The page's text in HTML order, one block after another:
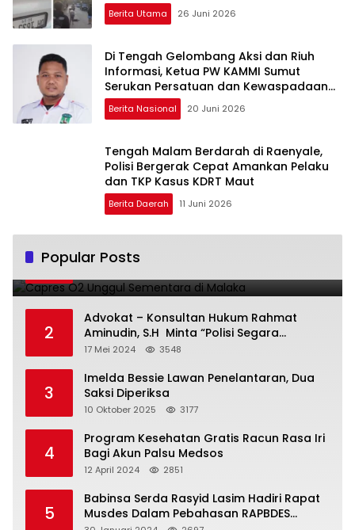
Berita Utama 26 Juni 2026
Di Tengah Gelombang Aksi dan Riuh
Informasi, Ketua PW KAMMI Sumut
Serukan Persatuan dan Kewaspadaan
Publik
Berita Nasional 20 Juni 2026
Tengah Malam Berdarah di Raenyale,
Polisi Bergerak Cepat Amankan Pelaku
dan TKP Kasus KDRT Maut
Berita Daerah 11 Juni 2026
Popular Posts
1 Capres O2 Unggul Sementara di Malaka
2
Advokat – Konsultan Hukum Rahmat
Aminudin, S.H Minta “Polisi Segara
Tuntaskan Kasus Vina”
17 Mei 2024 3548
3
Imelda Bessie Lawan Penelantaran, Dua
Saksi Diperiksa
10 Oktober 2025 3177
4
Program Kesehatan Gratis Racun Rasa Iri
Bagi Akun Palsu Medsos
12 April 2024 2851
5
Babinsa Serda Rasyid Lasim Hadiri Rapat
Musdes Dalam Pebahasan RAPBDES